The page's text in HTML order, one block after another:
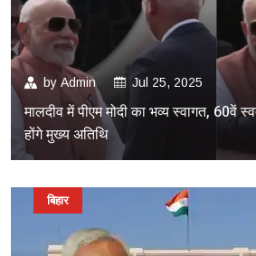
by Admin Jul 25, 2025
मालदीव में पीएम मोदी का भव्य स्वागत, 60वें
होंगे मुख्य अतिथि
बिहार